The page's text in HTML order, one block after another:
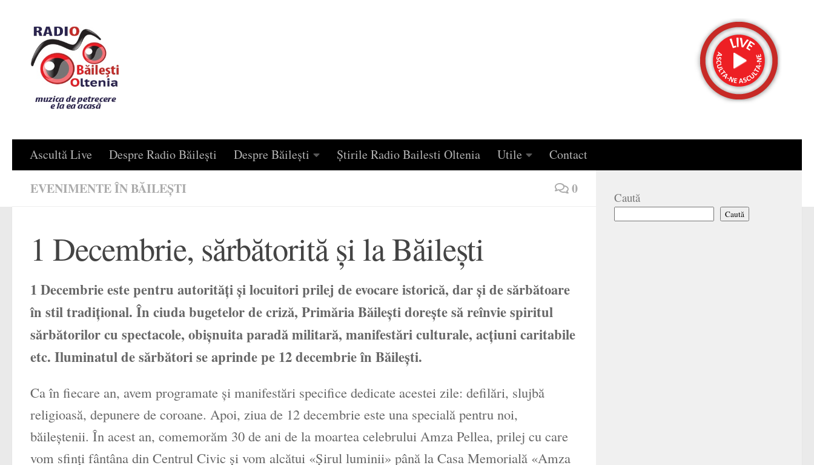
Ascultă Live Despre Radio Băilești Despre Băilești Știrile Radio Bailesti Oltenia Utile Contact
EVENIMENTE ÎN BĂILEȘTI 0
1 Decembrie, sărbătorită și la Băileşti
1 Decembrie este pentru autorităţi şi locuitori prilej de evocare istorică, dar şi de sărbătoare
în stil tradiţional. În ciuda bugetelor de criză, Primăria Băileşti dorește să reînvie spiritul
sărbătorilor cu spectacole, obişnuita paradă militară, manifestări culturale, acţiuni caritabile
etc. Iluminatul de sărbători se aprinde pe 12 decembrie în Băileşti.
Ca în fiecare an, avem programate şi manifestări specifice dedicate acestei zile: defilări, slujbă
religioasă, depunere de coroane. Apoi, ziua de 12 decembrie este una specială pentru noi,
băileştenii. În acest an, comemorăm 30 de ani de la moartea celebrului Amza Pellea, prilej cu care
vom sfinţi fântâna din Centrul Civic şi vom alcătui «Şirul luminii» până la Casa Memorială «Amza
Caută
Caută